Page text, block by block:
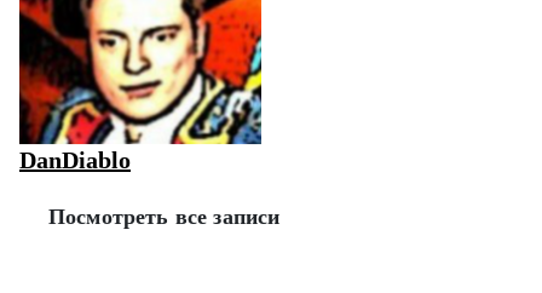
DanDiablo
Посмотреть все записи